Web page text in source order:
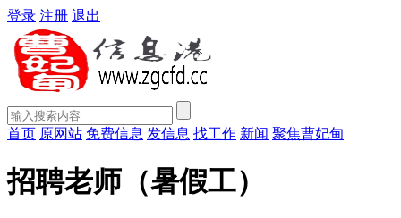
登录 注册 退出
首页 原网站 免费信息 发信息 找工作 新闻 聚焦曹妃甸
招聘老师（暑假工）